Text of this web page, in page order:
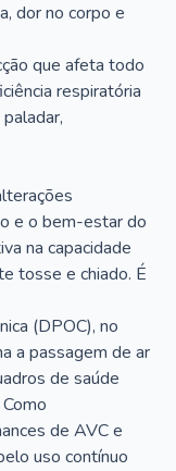
dor no corpo e
que afeta todo
respiratória
e o bem-estar do
na capacidade
tosse e chiado. É
(DPOC), no
a passagem de ar
de saúde
de AVC e
uso contínuo